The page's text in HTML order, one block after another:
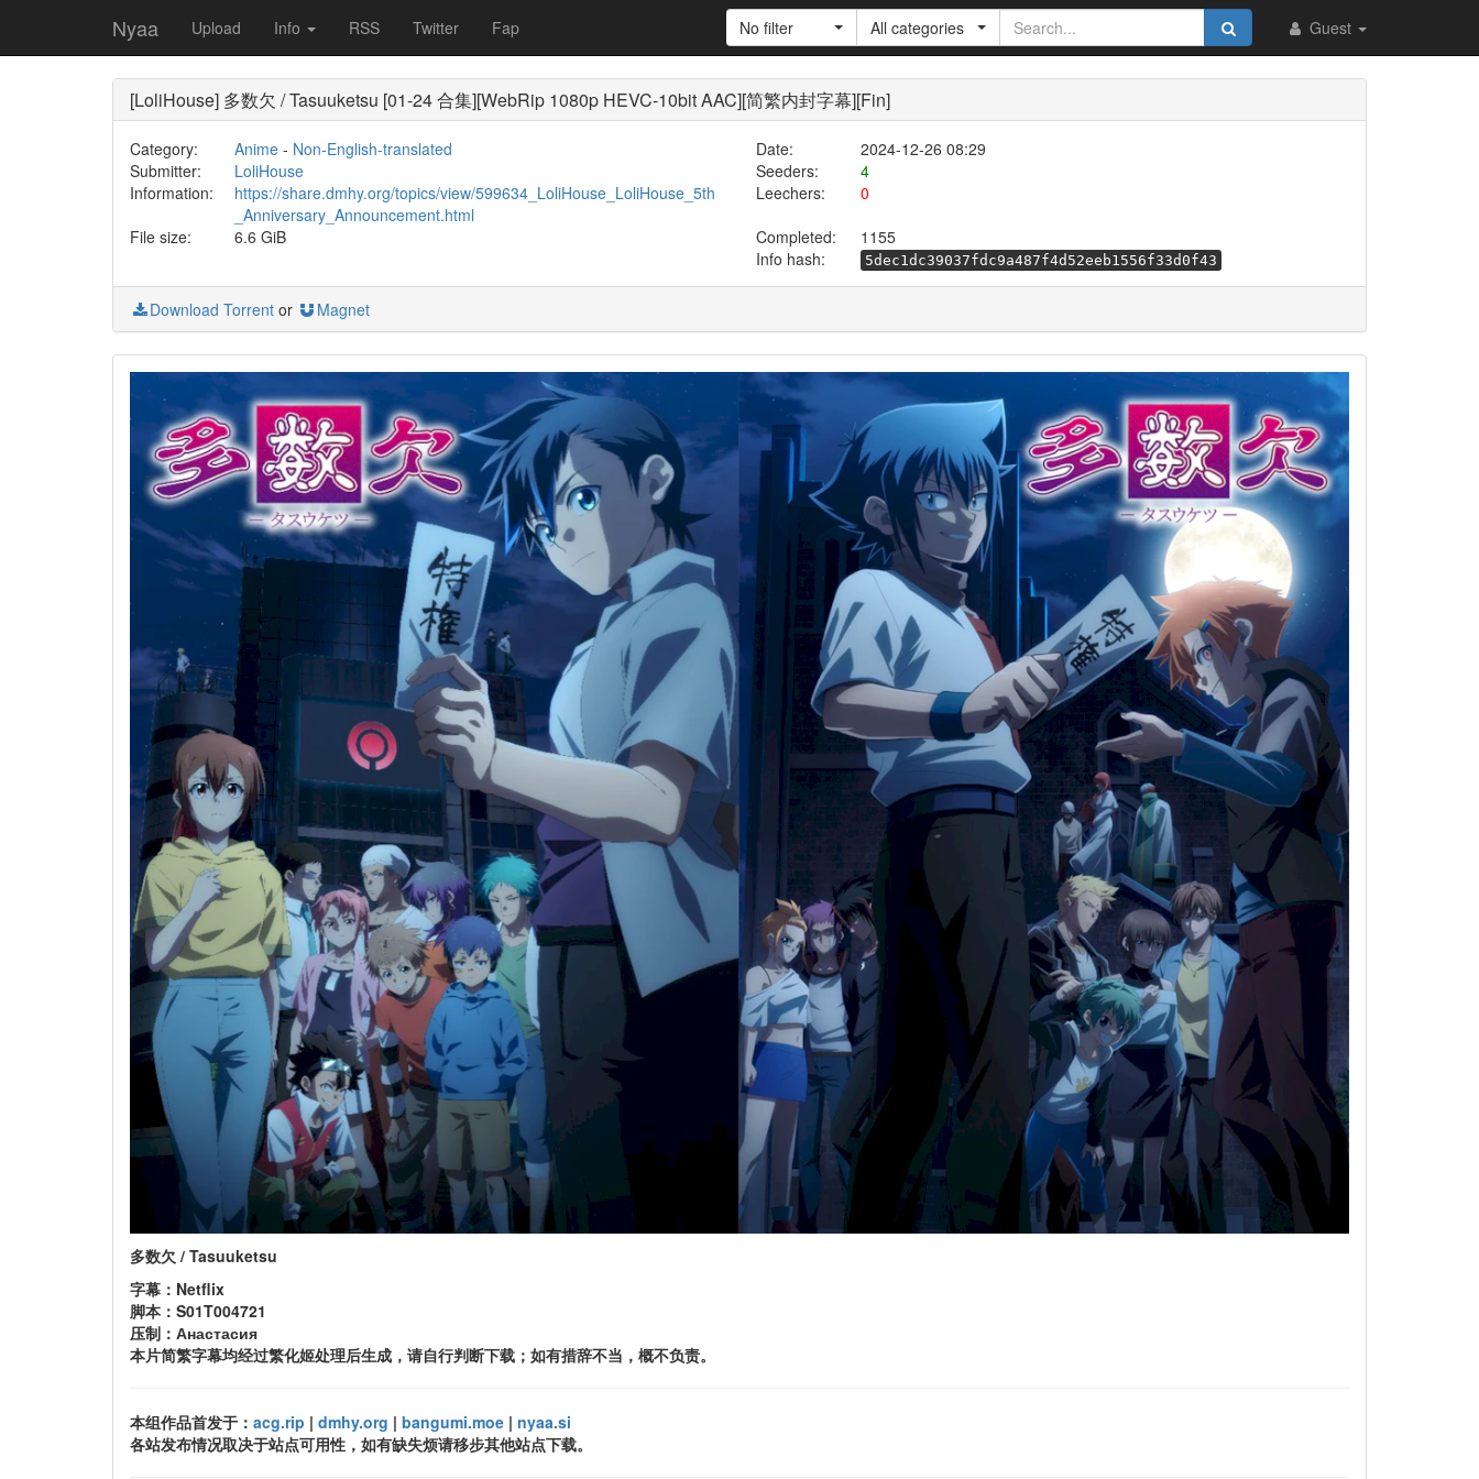
Nyaa Upload Info RSS Twitter Fap Guest
No filter All categories
[LoliHouse] 多数欠 / Tasuuketsu [01-24 合集][WebRip 1080p HEVC-10bit AAC][简繁内封字幕][Fin]
Category: Anime- Non-English-translated Date:
2024-12-26 08:29
Submitter:
LoliHouse Seeders:
4
Information:
https://share.dmhy.org/topics/view/599634_LoliHouse_LoliHouse_5th
_Anniversary_Announcement.html
Leechers:
0
File size:
6.6 GiB Completed:
1155
Info hash:
5dec1dc39037fdc9a487f4d52eeb1556f33d0f43
Download Torrent or Magnet
多数欠 / Tasuuketsu
字幕：Netflix
脚本：S01T004721
压制：Анастасия
本片简繁字幕均经过繁化姬处理后生成，请自行判断下载；如有措辞不当，概不负责。
本组作品首发于： acg.rip | dmhy.org | bangumi.moe | nyaa.si
各站发布情况取决于站点可用性，如有缺失烦请移步其他站点下载。